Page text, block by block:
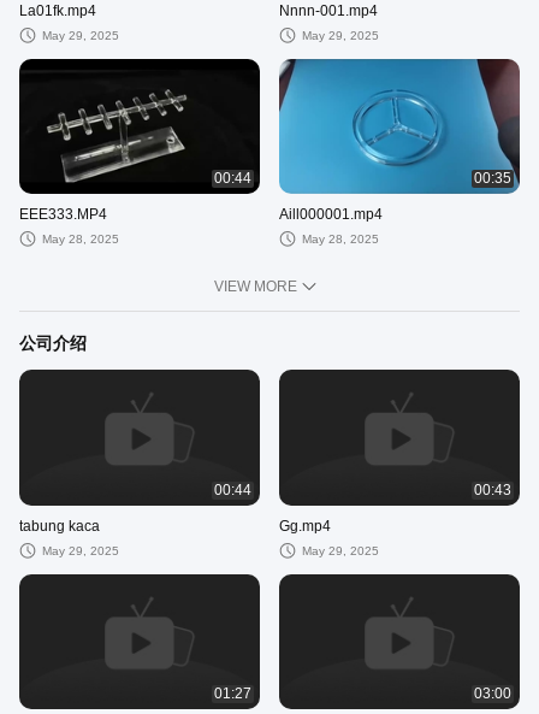
La01fk.mp4
May 29, 2025
Nnnn-001.mp4
May 29, 2025
00:44
EEE333.MP4
May 28, 2025
00:35
Aill000001.mp4
May 28, 2025
VIEW MORE
公司介绍
00:44
tabung kaca
May 29, 2025
00:43
Gg.mp4
May 29, 2025
01:27 03:00